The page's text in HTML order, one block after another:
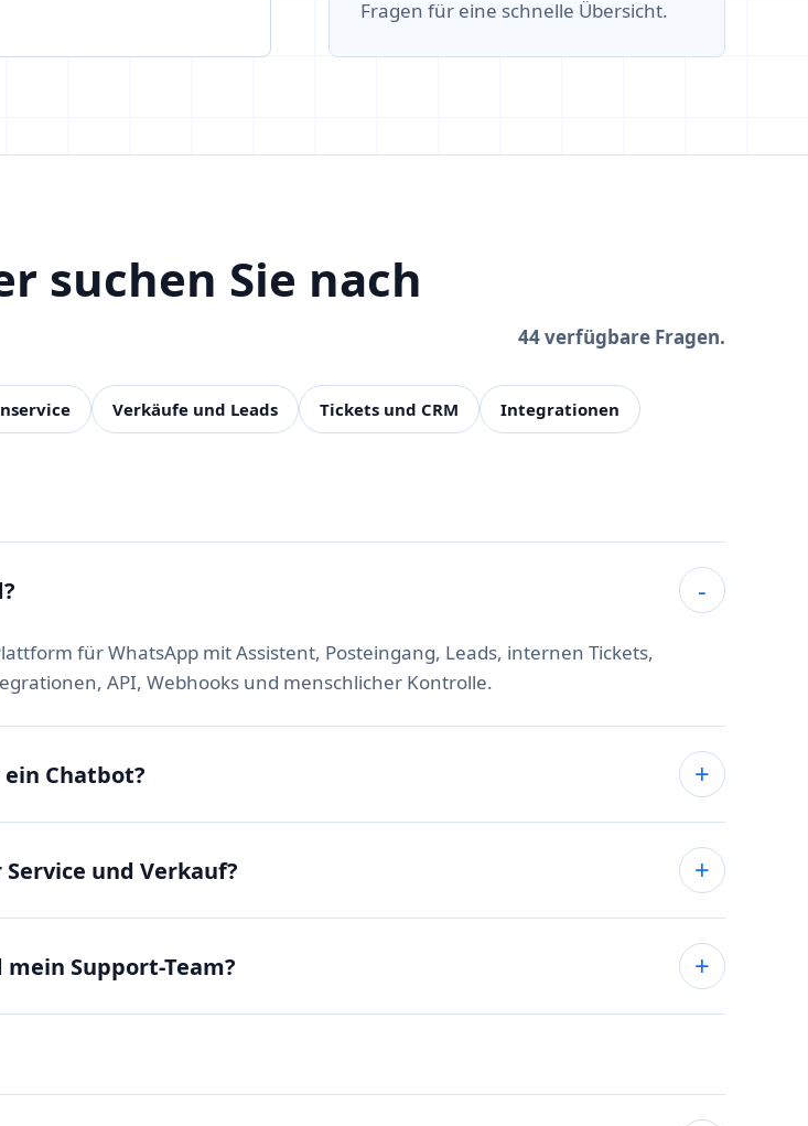
Fragen für eine schnelle Übersicht.
suchen Sie nach
44 verfügbare Fragen.
Verkäufe und Leads Tickets und CRM Integrationen
für WhatsApp mit Assistent, Posteingang, Leads, internen Tickets,
API, Webhooks und menschlicher Kontrolle.
Chatbot?
und Verkauf?
Support-Team?